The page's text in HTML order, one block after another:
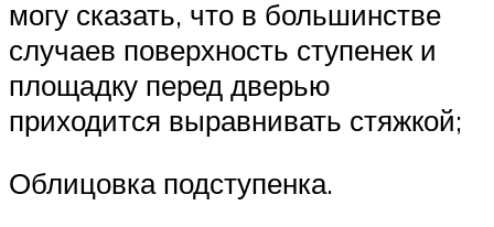
могу сказать, что в большинстве
случаев поверхность ступенек и
площадку перед дверью
приходится выравнивать стяжкой;
Облицовка подступенка.